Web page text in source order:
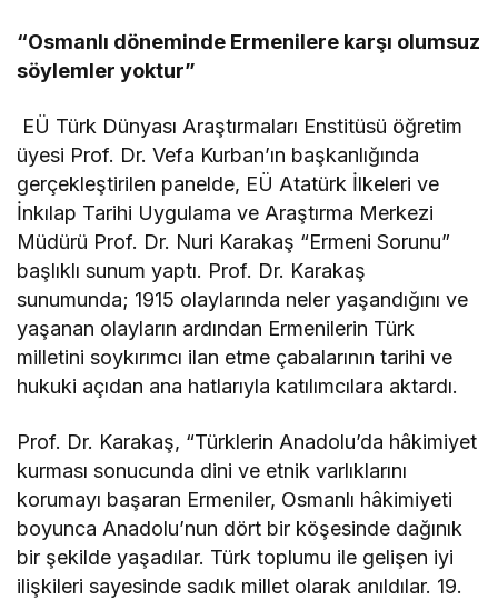
“Osmanlı döneminde Ermenilere karşı olumsuz
söylemler yoktur”
EÜ Türk Dünyası Araştırmaları Enstitüsü öğretim
üyesi Prof. Dr. Vefa Kurban’ın başkanlığında
gerçekleştirilen panelde, EÜ Atatürk İlkeleri ve
İnkılap Tarihi Uygulama ve Araştırma Merkezi
Müdürü Prof. Dr. Nuri Karakaş “Ermeni Sorunu”
başlıklı sunum yaptı. Prof. Dr. Karakaş
sunumunda; 1915 olaylarında neler yaşandığını ve
yaşanan olayların ardından Ermenilerin Türk
milletini soykırımcı ilan etme çabalarının tarihi ve
hukuki açıdan ana hatlarıyla katılımcılara aktardı.
Prof. Dr. Karakaş, “Türklerin Anadolu’da hâkimiyet
kurması sonucunda dini ve etnik varlıklarını
korumayı başaran Ermeniler, Osmanlı hâkimiyeti
boyunca Anadolu’nun dört bir köşesinde dağınık
bir şekilde yaşadılar. Türk toplumu ile gelişen iyi
ilişkileri sayesinde sadık millet olarak anıldılar. 19.